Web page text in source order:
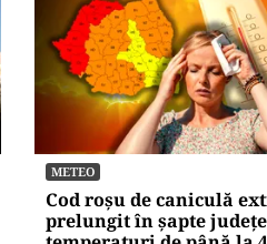
METEO
Cod roșu de caniculă
prelungit în șapte